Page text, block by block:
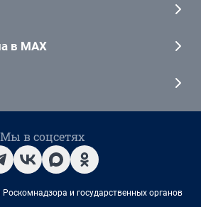
в MAX
Мы в соцсетях
и государственных органов